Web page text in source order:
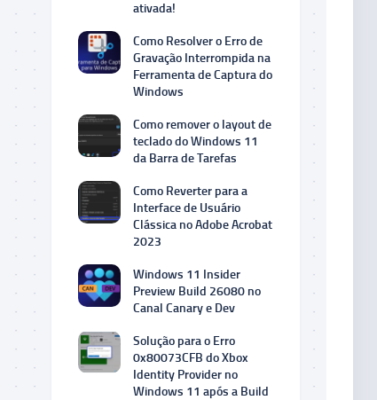
ativada!
Como Resolver o Erro de
Gravação Interrompida na
Ferramenta de Captura do
Windows
Como remover o layout de
teclado do Windows 11
da Barra de Tarefas
Como Reverter para a
Interface de Usuário
Clássica no Adobe Acrobat
2023
Windows 11 Insider
Preview Build 26080 no
Canal Canary e Dev
Solução para o Erro
0x80073CFB do Xbox
Identity Provider no
Windows 11 após a Build